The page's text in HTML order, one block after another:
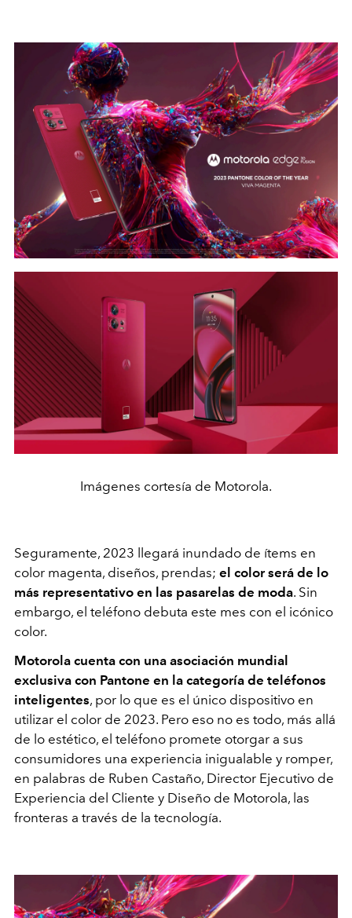
Imágenes cortesía de Motorola.
Seguramente, 2023 llegará inundado de ítems en
color magenta, diseños, prendas; el color será de lo
más representativo en las pasarelas de moda. Sin
embargo, el teléfono debuta este mes con el icónico
color.
Motorola cuenta con una asociación mundial
exclusiva con Pantone en la categoría de teléfonos
inteligentes, por lo que es el único dispositivo en
utilizar el color de 2023. Pero eso no es todo, más allá
de lo estético, el teléfono promete otorgar a sus
consumidores una experiencia inigualable y romper,
en palabras de Ruben Castaño, Director Ejecutivo de
Experiencia del Cliente y Diseño de Motorola, las
fronteras a través de la tecnología.